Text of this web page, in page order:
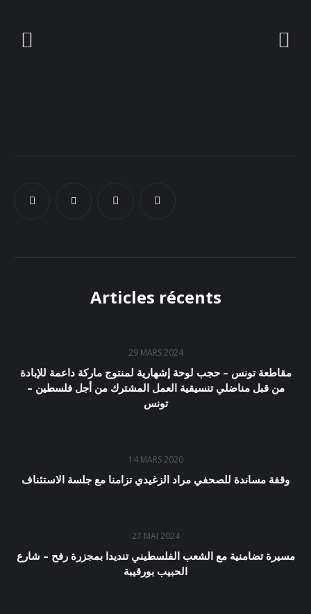
Docs
Articles récents
29 MARS 2024
مقاطعة تونس – حجب لوحة إشهارية لمنتوج ماركة داعمة للإبادة
من قبل مناضلي تنسيقية العمل المشترك من أجل فلسطين –
تونس
14 MARS 2020
وقفة مساندة للصحفي مراد الزغيدي تزامنا مع جلسة الاستئناف
27 MAI 2024
مسيرة تضامنية مع الشعب الفلسطيني تنديدا بمجزرة رفح – شارع
الحبيب بورقيبة